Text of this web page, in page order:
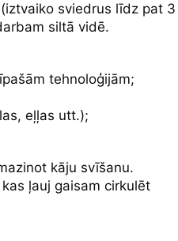
sviedrus līdz pat 3
siltā vidē.
tehnoloģijām;
eļļas utt.);
kāju svīšanu.
ļauj gaisam cirkulēt